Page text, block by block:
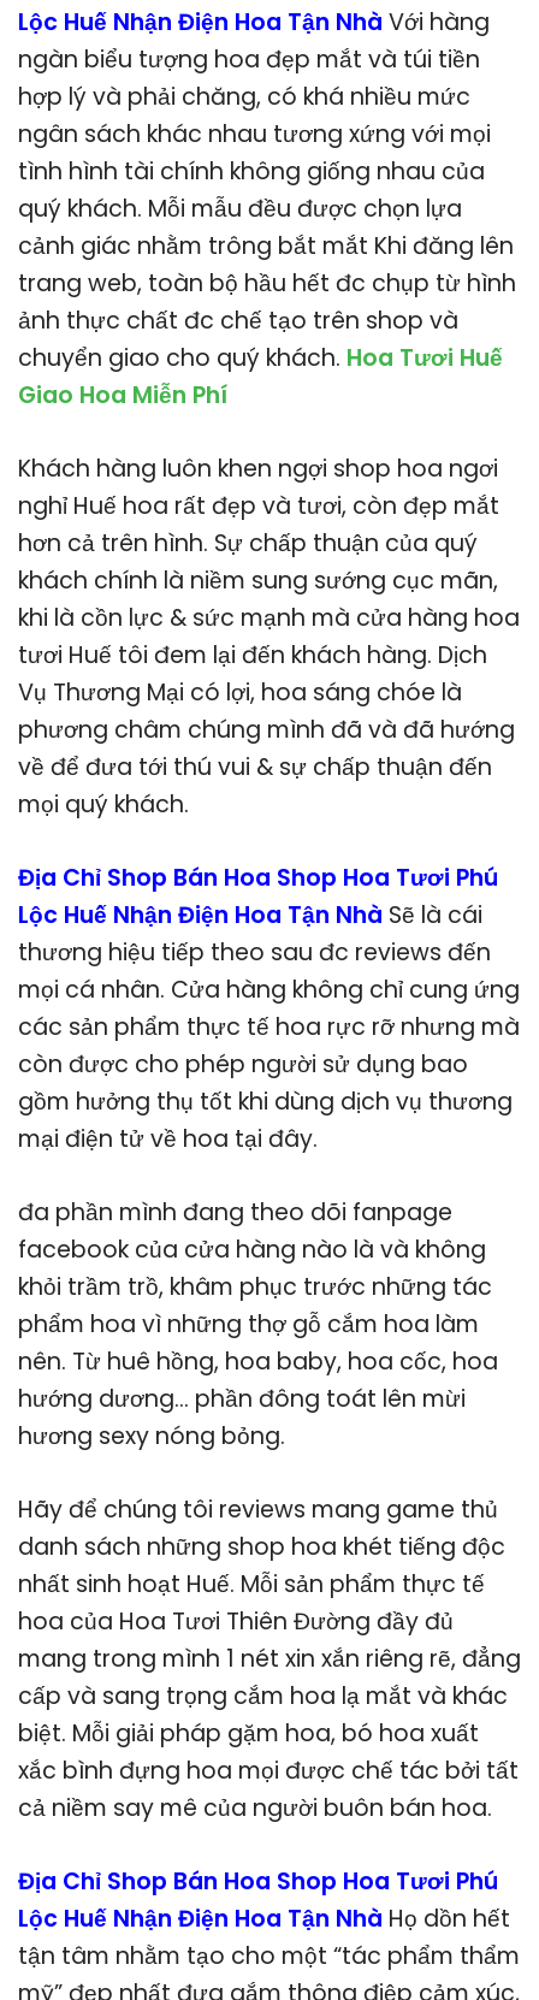
Lộc Huế Nhận Điện Hoa Tận Nhà Với hàng
ngàn biểu tượng hoa đẹp mắt và túi tiền
hợp lý và phải chăng, có khá nhiều mức
ngân sách khác nhau tương xứng với mọi
tình hình tài chính không giống nhau của
quý khách. Mỗi mẫu đều được chọn lựa
cảnh giác nhằm trông bắt mắt Khi đăng lên
trang web, toàn bộ hầu hết đc chụp từ hình
ảnh thực chất đc chế tạo trên shop và
chuyển giao cho quý khách. Hoa Tươi Huế
Giao Hoa Miễn Phí
Khách hàng luôn khen ngợi shop hoa ngơi
nghỉ Huế hoa rất đẹp và tươi, còn đẹp mắt
hơn cả trên hình. Sự chấp thuận của quý
khách chính là niềm sung sướng cục mãn,
khi là cồn lực & sức mạnh mà cửa hàng hoa
tươi Huế tôi đem lại đến khách hàng. Dịch
Vụ Thương Mại có lợi, hoa sáng chóe là
phương châm chúng mình đã và đã hướng
về để đưa tới thú vui & sự chấp thuận đến
mọi quý khách.
Địa Chỉ Shop Bán Hoa Shop Hoa Tươi Phú
Lộc Huế Nhận Điện Hoa Tận Nhà Sẽ là cái
thương hiệu tiếp theo sau đc reviews đến
mọi cá nhân. Cửa hàng không chỉ cung ứng
các sản phẩm thực tế hoa rực rỡ nhưng mà
còn được cho phép người sử dụng bao
gồm hưởng thụ tốt khi dùng dịch vụ thương
mại điện tử về hoa tại đây.
đa phần mình đang theo dõi fanpage
facebook của cửa hàng nào là và không
khỏi trầm trồ, khâm phục trước những tác
phẩm hoa vì những thợ gỗ cắm hoa làm
nên. Từ huê hồng, hoa baby, hoa cốc, hoa
hướng dương… phần đông toát lên mừi
hương sexy nóng bỏng.
Hãy để chúng tôi reviews mang game thủ
danh sách những shop hoa khét tiếng độc
nhất sinh hoạt Huế. Mỗi sản phẩm thực tế
hoa của Hoa Tươi Thiên Đường đầy đủ
mang trong mình 1 nét xin xắn riêng rẽ, đẳng
cấp và sang trọng cắm hoa lạ mắt và khác
biệt. Mỗi giải pháp gặm hoa, bó hoa xuất
xắc bình đựng hoa mọi được chế tác bởi tất
cả niềm say mê của người buôn bán hoa.
Địa Chỉ Shop Bán Hoa Shop Hoa Tươi Phú
Lộc Huế Nhận Điện Hoa Tận Nhà Họ dồn hết
tận tâm nhằm tạo cho một “tác phẩm thẩm